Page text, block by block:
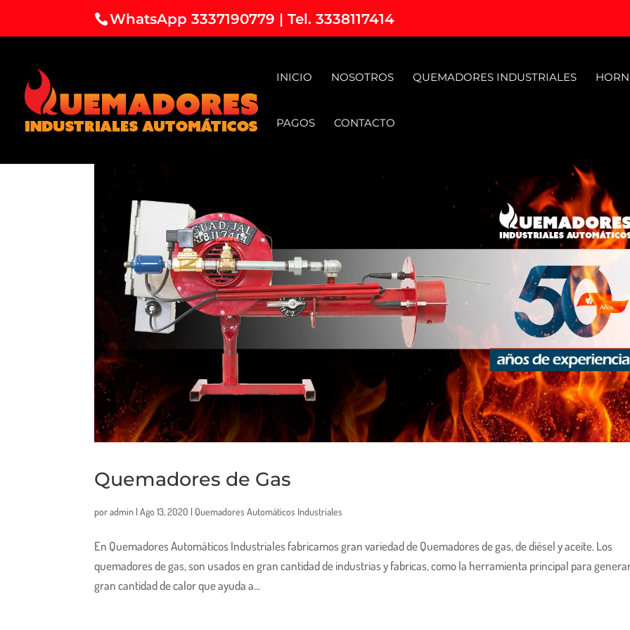
WhatsApp 3337190779 | Tel. 3338117414
INICIO NOSOTROS QUEMADORES INDUSTRIALES
PAGOS CONTACTO
Quemadores de Gas
poradmin |Ago 13, 2020 | Quemadores Automáticos Industriales
En Quemadores Automáticos Industriales fabricamos gran variedad de Quemadores de gas, de diésel y aceite. Los
quemadores de gas, son usados en gran cantidad de industrias y fabricas, como la herramienta principal para
gran cantidad de calor que ayuda a...